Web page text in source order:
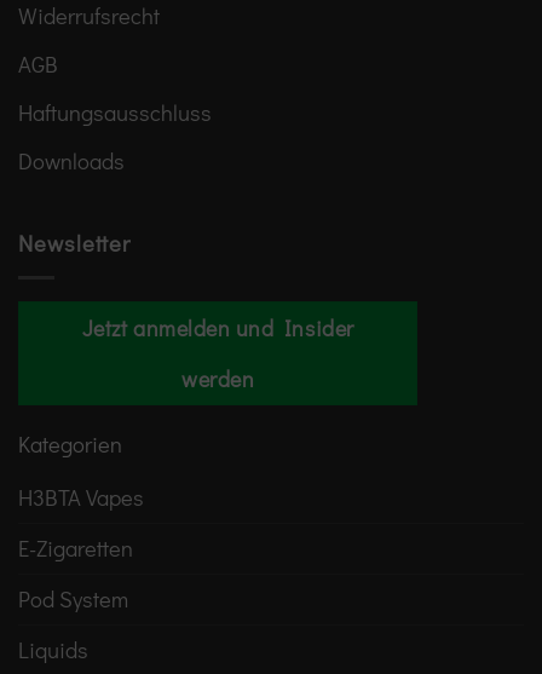
Widerrufsrecht
AGB
Haftungsausschluss
Downloads
Newsletter
Jetzt anmelden und Insider
werden
Kategorien
H3BTA Vapes
E-Zigaretten
Pod System
Liquids